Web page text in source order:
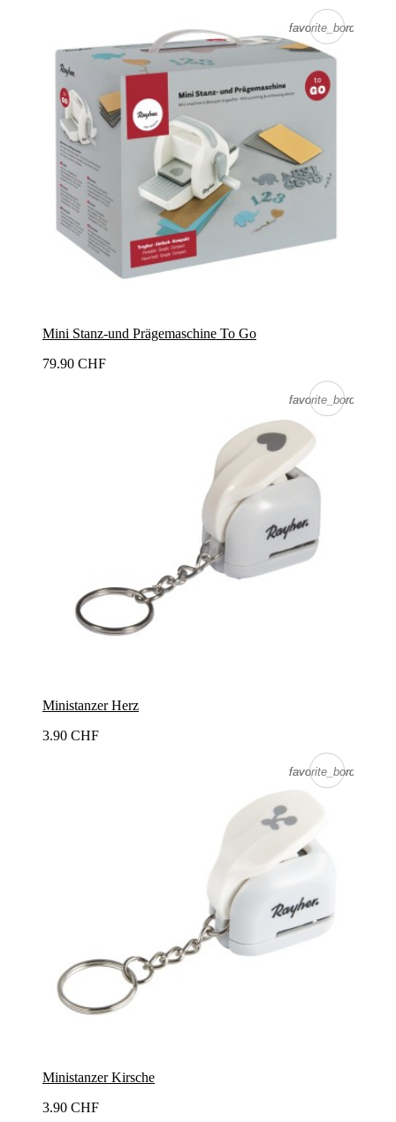
favorite_border
favorite_border
Mini Stanz-und Prägemaschine To Go
79.90 CHF
favorite_border
favorite_border
Ministanzer Herz
3.90 CHF
favorite_border
favorite_border
Ministanzer Kirsche
3.90 CHF